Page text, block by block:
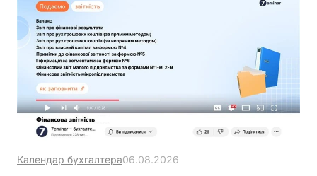
Календар бухгалтера06.08.2026